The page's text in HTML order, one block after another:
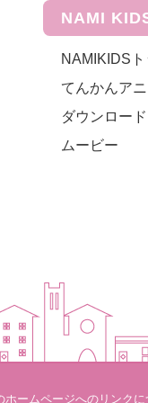
NAMI
NAMIKIDS
てんかんア
ダウンロード
ムービー
ホームページへのリンク